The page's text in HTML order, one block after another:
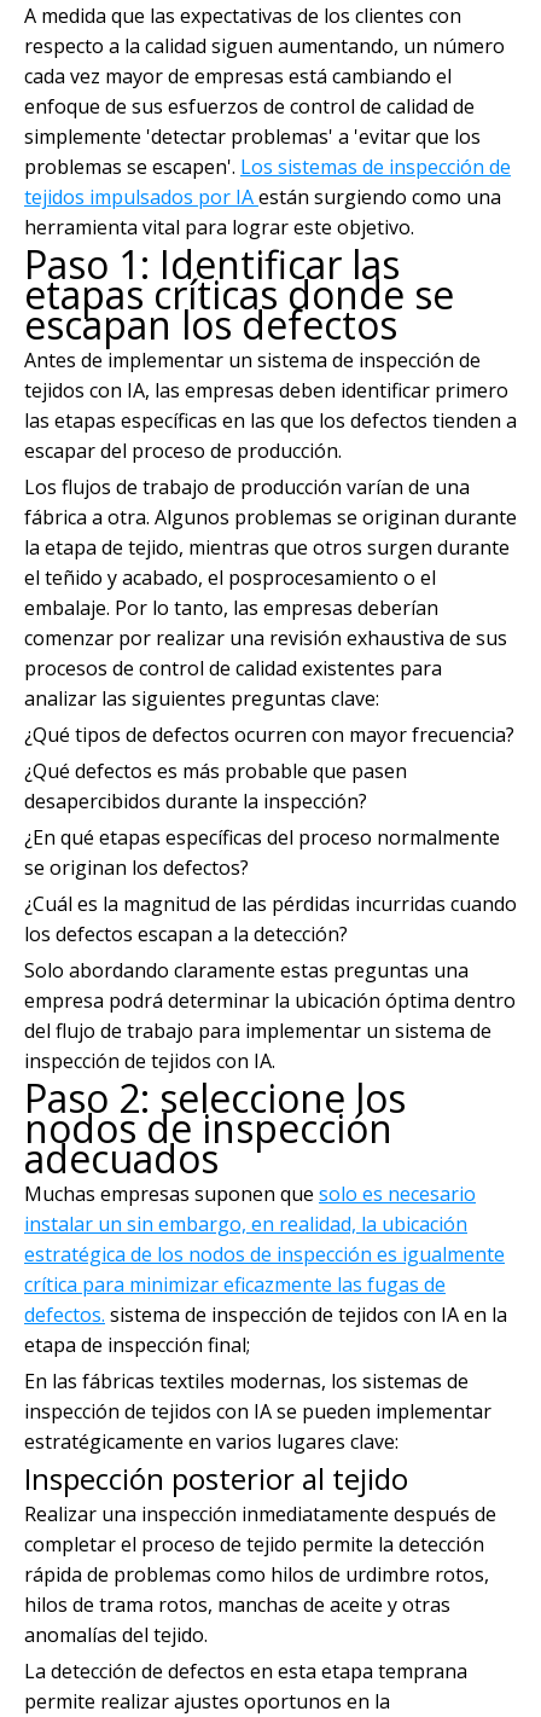
A medida que las expectativas de los clientes con
respecto a la calidad siguen aumentando, un número
cada vez mayor de empresas está cambiando el
enfoque de sus esfuerzos de control de calidad de
simplemente 'detectar problemas' a 'evitar que los
problemas se escapen'. Los sistemas de inspección de
tejidos impulsados ​​por IAestán surgiendo como una
herramienta vital para lograr este objetivo.
Paso 1: Identificar las
etapas críticas donde se
escapan los defectos
Antes de implementar un sistema de inspección de
tejidos con IA, las empresas deben identificar primero
las etapas específicas en las que los defectos tienden a
escapar del proceso de producción.
Los flujos de trabajo de producción varían de una
fábrica a otra. Algunos problemas se originan durante
la etapa de tejido, mientras que otros surgen durante
el teñido y acabado, el posprocesamiento o el
embalaje. Por lo tanto, las empresas deberían
comenzar por realizar una revisión exhaustiva de sus
procesos de control de calidad existentes para
analizar las siguientes preguntas clave:
¿Qué tipos de defectos ocurren con mayor frecuencia?
¿Qué defectos es más probable que pasen
desapercibidos durante la inspección?
¿En qué etapas específicas del proceso normalmente
se originan los defectos?
¿Cuál es la magnitud de las pérdidas incurridas cuando
los defectos escapan a la detección?
Solo abordando claramente estas preguntas una
empresa podrá determinar la ubicación óptima dentro
del flujo de trabajo para implementar un sistema de
inspección de tejidos con IA.
Paso 2: seleccione los
nodos de inspección
adecuados
Muchas empresas suponen que solo es necesario
instalar un sin embargo, en realidad, la ubicación
estratégica de los nodos de inspección es igualmente
crítica para minimizar eficazmente las fugas de
defectos. sistema de inspección de tejidos con IA en la
etapa de inspección final;
En las fábricas textiles modernas, los sistemas de
inspección de tejidos con IA se pueden implementar
estratégicamente en varios lugares clave:
Inspección posterior al tejido
Realizar una inspección inmediatamente después de
completar el proceso de tejido permite la detección
rápida de problemas como hilos de urdimbre rotos,
hilos de trama rotos, manchas de aceite y otras
anomalías del tejido.
La detección de defectos en esta etapa temprana
permite realizar ajustes oportunos en la